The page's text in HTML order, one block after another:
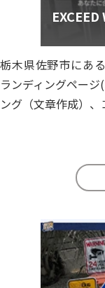
栃木県佐野市にあ
ランディングペー
ング（文章作成）